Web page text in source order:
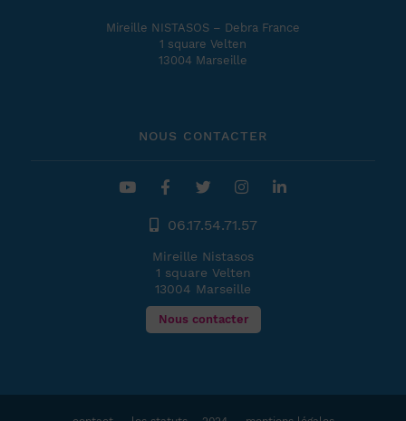
Mireille NISTASOS – Debra France
1 square Velten
13004 Marseille
NOUS CONTACTER
06.17.54.71.57
Mireille Nistasos
1 square Velten
13004 Marseille
Nous contacter